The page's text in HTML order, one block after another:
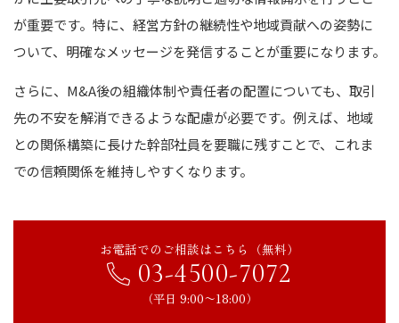
が重要です。特に、経営方針の継続性や地域貢献への姿勢に
ついて、明確なメッセージを発信することが重要になります。
さらに、M&A後の組織体制や責任者の配置についても、取引
先の不安を解消できるような配慮が必要です。例えば、地域
との関係構築に長けた幹部社員を要職に残すことで、これま
での信頼関係を維持しやすくなります。
お電話でのご相談はこちら（無料）
03-4500-7072
（平日 9:00〜18:00）